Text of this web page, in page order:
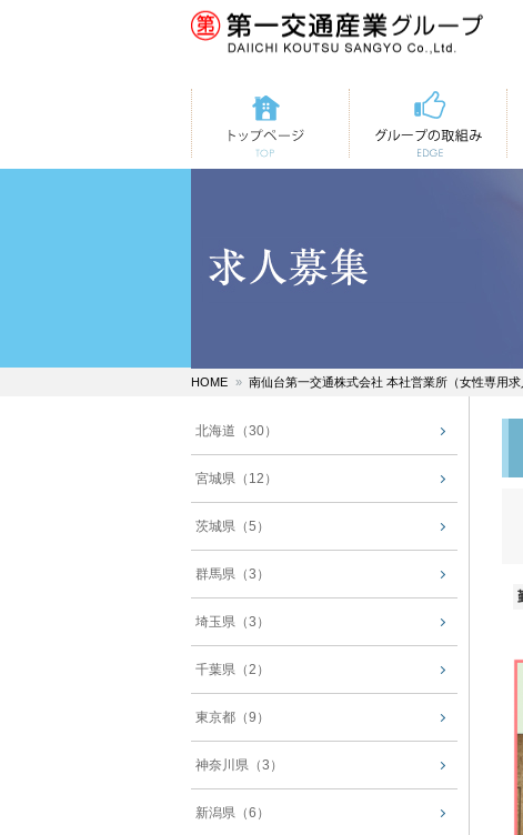
トップページ 第一交通の取組み
HOME 南仙台第一交通株式会社 本社営業所（女性専用求
北海道（30）
宮城県（12）
茨城県（5）
群馬県（3）
埼玉県（3）
千葉県（2）
東京都（9）
神奈川県（3）
新潟県（6）